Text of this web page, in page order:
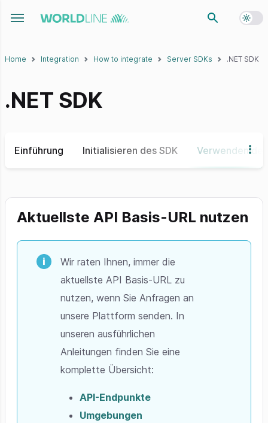
Toggle navigation menu
Home Integration How to integrate Server SDKs .NET SDK
.NET SDK
Einführung Initialisieren des SDK Verwenden
Aktuellste API Basis-URL nutzen
Wir raten Ihnen, immer die
aktuellste API Basis-URL zu
nutzen, wenn Sie Anfragen an
unsere Plattform senden. In
unseren ausführlichen
Anleitungen finden Sie eine
komplette Übersicht:
API-Endpunkte
Umgebungen